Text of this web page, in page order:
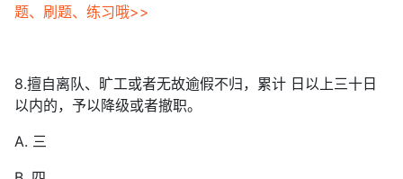
题、刷题、练习哦>>
8.擅自离队、旷工或者无故逾假不归，累计 日以上三十日
以内的，予以降级或者撤职。
A. 三